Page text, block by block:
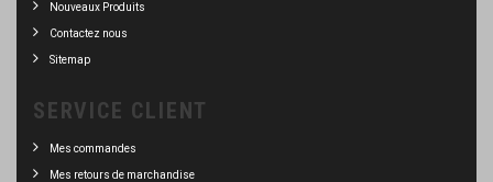
Nouveaux Produits
Contactez nous
Sitemap
SERVICE CLIENT
Mes commandes
Mes retours de marchandise